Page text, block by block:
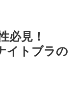
必見！
イトブラの